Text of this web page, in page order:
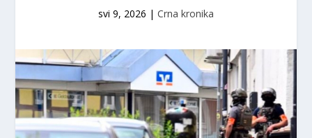
svi 9, 2026 | Crna kronika